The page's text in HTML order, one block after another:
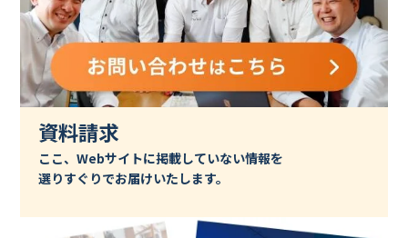
資料請求
ここ、Webサイトに掲載していない情報を
選りすぐりでお届けいたします。